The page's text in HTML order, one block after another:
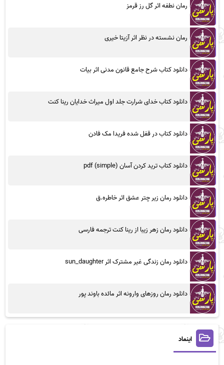
رمان نطفه اثر گل رز قرمز
رمان نشسته در نظر اثر آزیتا خیری
دانلود کتاب شرح جامع قانون مدنی اثر بیات
دانلود کتاب خدای شرارت جلد اول میراث خدایان رینا کنت
دانلود کتاب در قفل شده فریدا مک فادن
دانلود کتاب ترید کردن آسان (simple) pdf
دانلود رمان زیر چتر عشق اثر خاطره.ق
دانلود رمان زهر زیبا از رینا کنت ترجمه فارسی
دانلود رمان زندگی غیر مشترک اثر sun_daughter
دانلود رمان روزهای وارونه اثر مائده باوند پور
اینماد